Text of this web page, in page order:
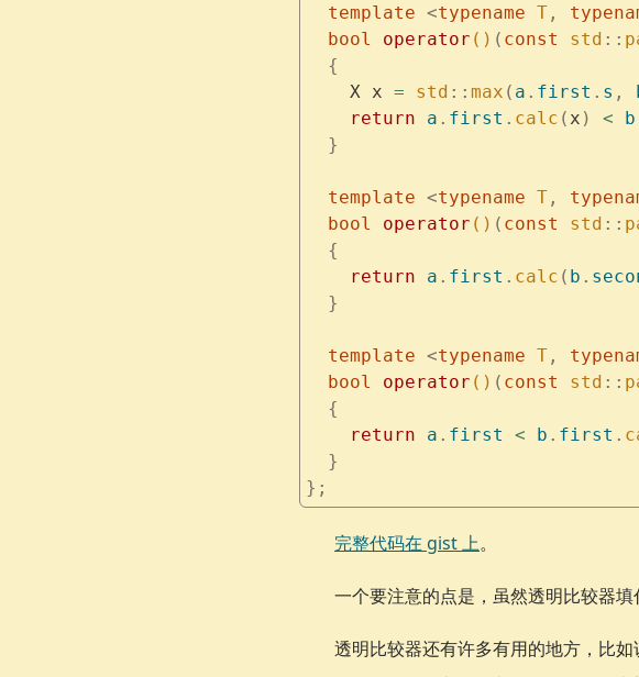
  template
<typename T,
  bool
operator () ( const std ::
  {
    X x
= std :: max ( a . first . s ,
    return
a . first . calc ( x ) < b
  }
  template
<typename T,
  bool
operator () ( const std ::
  {
    return
a . first . calc ( b .
  }
  template
<typename T,
  bool
operator () ( const std ::
  {
    return
a . first < b . first .
  }
};
完整代码在 gist 上。
一个要注意的点是，虽然透明比较器
透明比较器还有许多有用的地方，比如